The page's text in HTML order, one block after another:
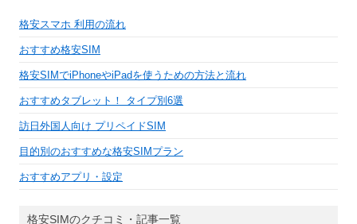
格安スマホ 利用の流れ
おすすめ格安SIM
格安SIMでiPhoneやiPadを使うための方法と流れ
おすすめタブレット！ タイプ別6選
訪日外国人向け プリペイドSIM
目的別のおすすめな格安SIMプラン
おすすめアプリ・設定
格安SIMのクチコミ・記事一覧